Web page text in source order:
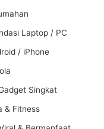
Laptop / PC
/ iPhone
Singkat
& Fitness